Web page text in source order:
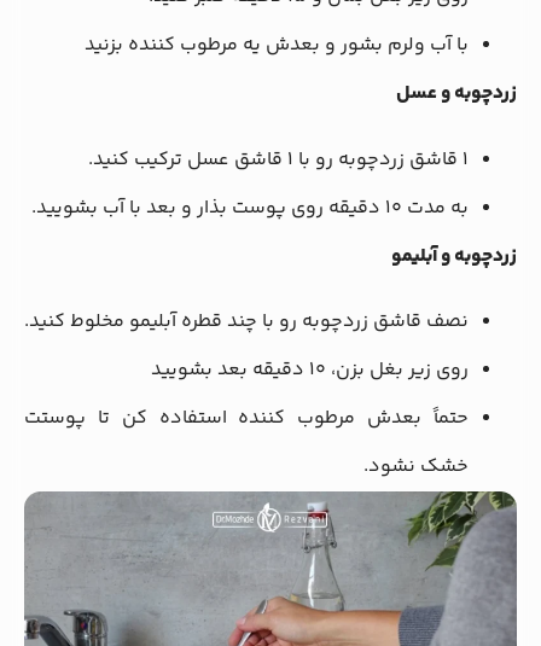
با آب ولرم بشور و بعدش یه مرطوب کننده بزنید
زردچوبه و عسل
۱ قاشق زردچوبه رو با ۱ قاشق عسل ترکیب کنید.
به مدت ۱۰ دقیقه روی پوست بذار و بعد با آب بشویید.
زردچوبه و آبلیمو
نصف قاشق زردچوبه رو با چند قطره آبلیمو مخلوط کنید.
روی زیر بغل بزن، ۱۰ دقیقه بعد بشویید
حتماً بعدش مرطوب کننده استفاده کن تا پوستت
خشک نشود.